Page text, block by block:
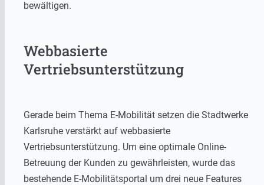
bewältigen.
Webbasierte
Vertriebsunterstützung
Gerade beim Thema E-Mobilität setzen die Stadtwerke
Karlsruhe verstärkt auf webbasierte
Vertriebsunterstützung. Um eine optimale Online-
Betreuung der Kunden zu gewährleisten, wurde das
bestehende E-Mobilitätsportal um drei neue Features